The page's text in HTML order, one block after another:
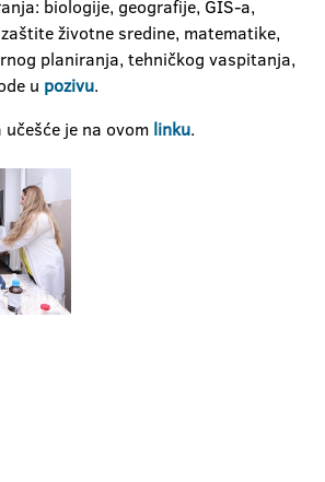
biologije, geografije, GIS-a,
životne sredine, matematike,
planiranja, tehničkog vaspitanja,
u pozivu.
je na ovom linku.